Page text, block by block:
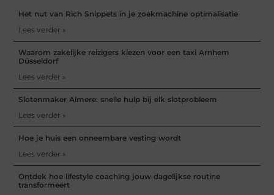
Het nut van Rich Snippets in je zoekmachine optimalisatie
Lees verder »
Waarom zakelijke reizigers kiezen voor een taxi Arnhem
Düsseldorf
Lees verder »
Slotenmaker Almere: snelle hulp bij elk slotprobleem
Lees verder »
Hoe je huis een onneembare vesting wordt
Lees verder »
Ontdek hoe lifestyle coaching jouw dagelijkse routine
transformeert